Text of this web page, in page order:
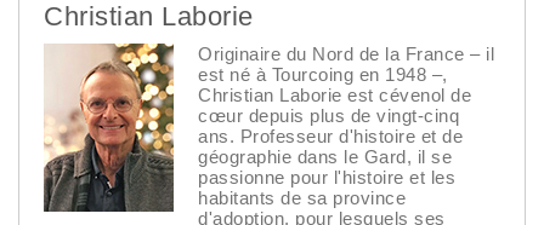
Christian Laborie
Originaire du Nord de la France – il
est né à Tourcoing en 1948 –,
Christian Laborie est cévenol de
cœur depuis plus de vingt-cinq
ans. Professeur d'histoire et de
géographie dans le Gard, il se
passionne pour l'histoire et les
habitants de sa province
d'adoption, pour lesquels ses